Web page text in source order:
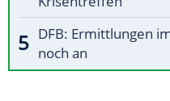
DFB: Ermittlungen
noch an